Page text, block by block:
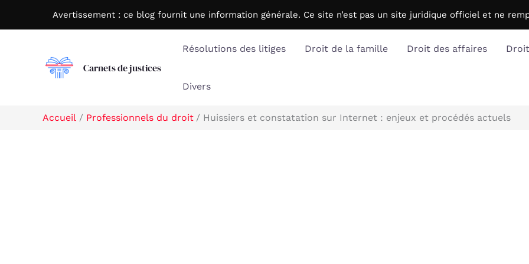
Avertissement : ce blog fournit une information générale. Ce site n’est pas un site juridique officiel et ne
Carnets de justices
Résolutions des litiges Droit de la famille Droit des affaires
Divers
Accueil Professionnels du droit Huissiers et constatation sur Internet : enjeux et procédés actuels